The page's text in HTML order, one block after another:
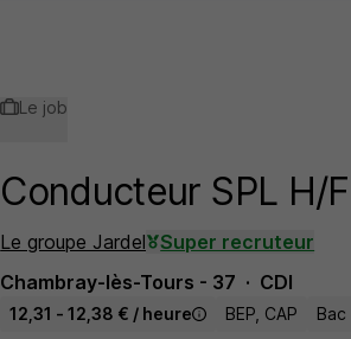
Le job
Conducteur SPL H/F
Le groupe Jardel
Super recruteur
Chambray-lès-Tours - 37
CDI
12,31 - 12,38 € / heure BEP, CAP Bac